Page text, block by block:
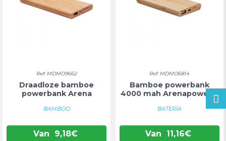
Ref: MDMO9662
Draadloze bamboe
powerbank Arena
BAMBOO
Van 9,18€
Ref: MDMO6814
Bamboe powerbank
4000 mah Arenapower c
BATERÍA
Van 11,16€